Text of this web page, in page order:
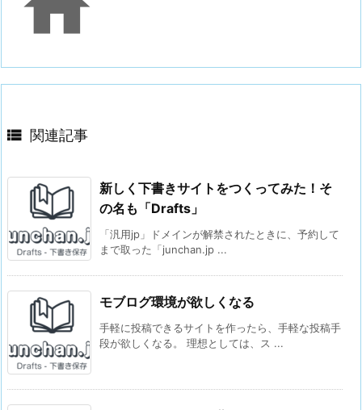
 関連記事
新しく下書きサイトをつくってみた！そ
の名も「Drafts」
「汎用jp」ドメインが解禁されたときに、予約して
まで取った「junchan.jp ...
モブログ環境が欲しくなる
手軽に投稿できるサイトを作ったら、手軽な投稿手
段が欲しくなる。 理想としては、ス ...